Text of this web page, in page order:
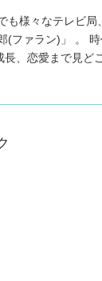
も様々なテレビ局
で見どころが いっぱ